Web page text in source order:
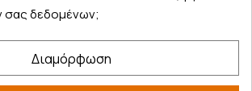
δεδομένων;
Διαμόρφωση